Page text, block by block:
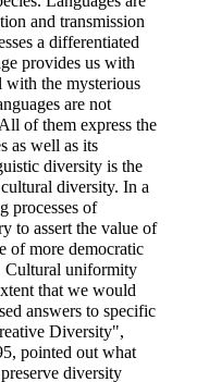
and transmission
a differentiated
provides us with
with the mysterious
are not
of them express the
as well as its
diversity is the
diversity. In a
processes of
to assert the value of
of more democratic
Cultural uniformity
that we would
answers to specific
Diversity",
pointed out what
diversity